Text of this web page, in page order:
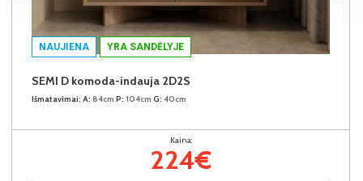
NAUJIENA YRA SANDĖLYJE
SEMI D komoda-indauja 2D2S
Išmatavimai: A: 84cm P: 104cm G: 40cm
Kaina:
224€